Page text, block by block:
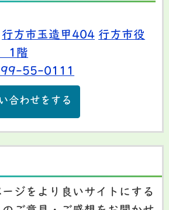
行方市玉造甲404 行方市役
1階
55-0111
合わせをする
ジをより良いサイトにする